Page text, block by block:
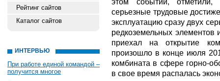
Рейтинг сайтов
Каталог сайтов
ИНТЕРВЬЮ
При работе единой командой –
получится многое
серьезные трудовые
эксплуатацию сразу двух
редкоземельных элементов
приехал на открытие
произошло в конце июля
комбината в сфере горно-
в свое время распалась